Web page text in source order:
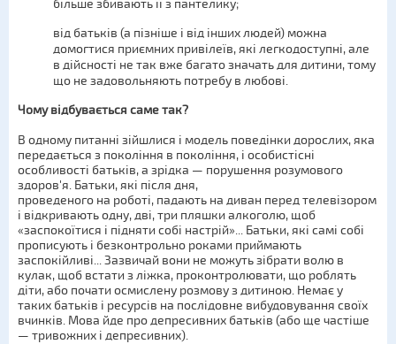
більше збивають її з пантелику;
від батьків (а пізніше і від інших людей) можна
домогтися приємних привілеїв, які легкодоступні, але
в дійсності не так вже багато значать для дитини, тому
що не задовольняють потребу в любові.
Чому відбувається саме так?
В одному питанні зійшлися і модель поведінки дорослих, яка
передається з покоління в покоління, і особистісні
особливості батьків, а зрідка — порушення розумового
здоров'я. Батьки, які після дня,
проведеного на роботі, падають на диван перед телевізором
і відкривають одну, дві, три пляшки алкоголю, щоб
«заспокоїтися і підняти собі настрій»... Батьки, які самі собі
прописують і безконтрольно роками приймають
заспокійливі... Зазвичай вони не можуть зібрати волю в
кулак, щоб встати з ліжка, проконтролювати, що роблять
діти, або почати осмислену розмову з дитиною. Немає у
таких батьків і ресурсів на послідовне вибудовування своїх
вчинків. Мова йде про депресивних батьків (або ще частіше
— тривожних і депресивних).